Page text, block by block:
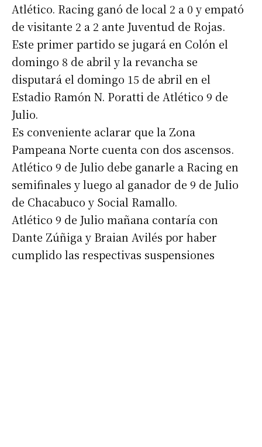
Atlético. Racing ganó de local 2 a 0 y empató
de visitante 2 a 2 ante Juventud de Rojas.
Este primer partido se jugará en Colón el
domingo 8 de abril y la revancha se
disputará el domingo 15 de abril en el
Estadio Ramón N. Poratti de Atlético 9 de
Julio.
Es conveniente aclarar que la Zona
Pampeana Norte cuenta con dos ascensos.
Atlético 9 de Julio debe ganarle a Racing en
semifinales y luego al ganador de 9 de Julio
de Chacabuco y Social Ramallo.
Atlético 9 de Julio mañana contaría con
Dante Zúñiga y Braian Avilés por haber
cumplido las respectivas suspensiones